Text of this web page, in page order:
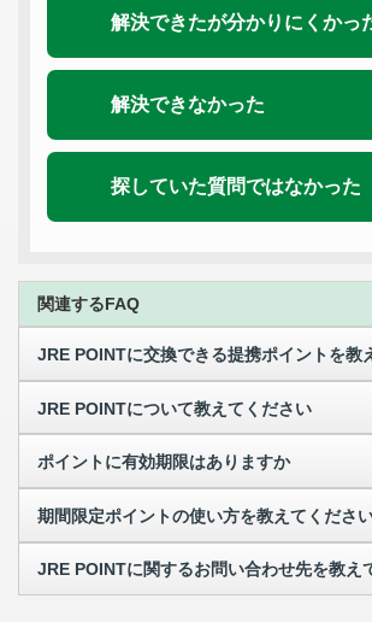
解決できたが分かりにくかっ
解決できなかった
探していた質問ではなかった
関連するFAQ
JRE POINTに交換できる提携ポイントを教
JRE POINTについて教えてください
ポイントに有効期限はありますか
期間限定ポイントの使い方を教えてくださ
JRE POINTに関するお問い合わせ先を教え